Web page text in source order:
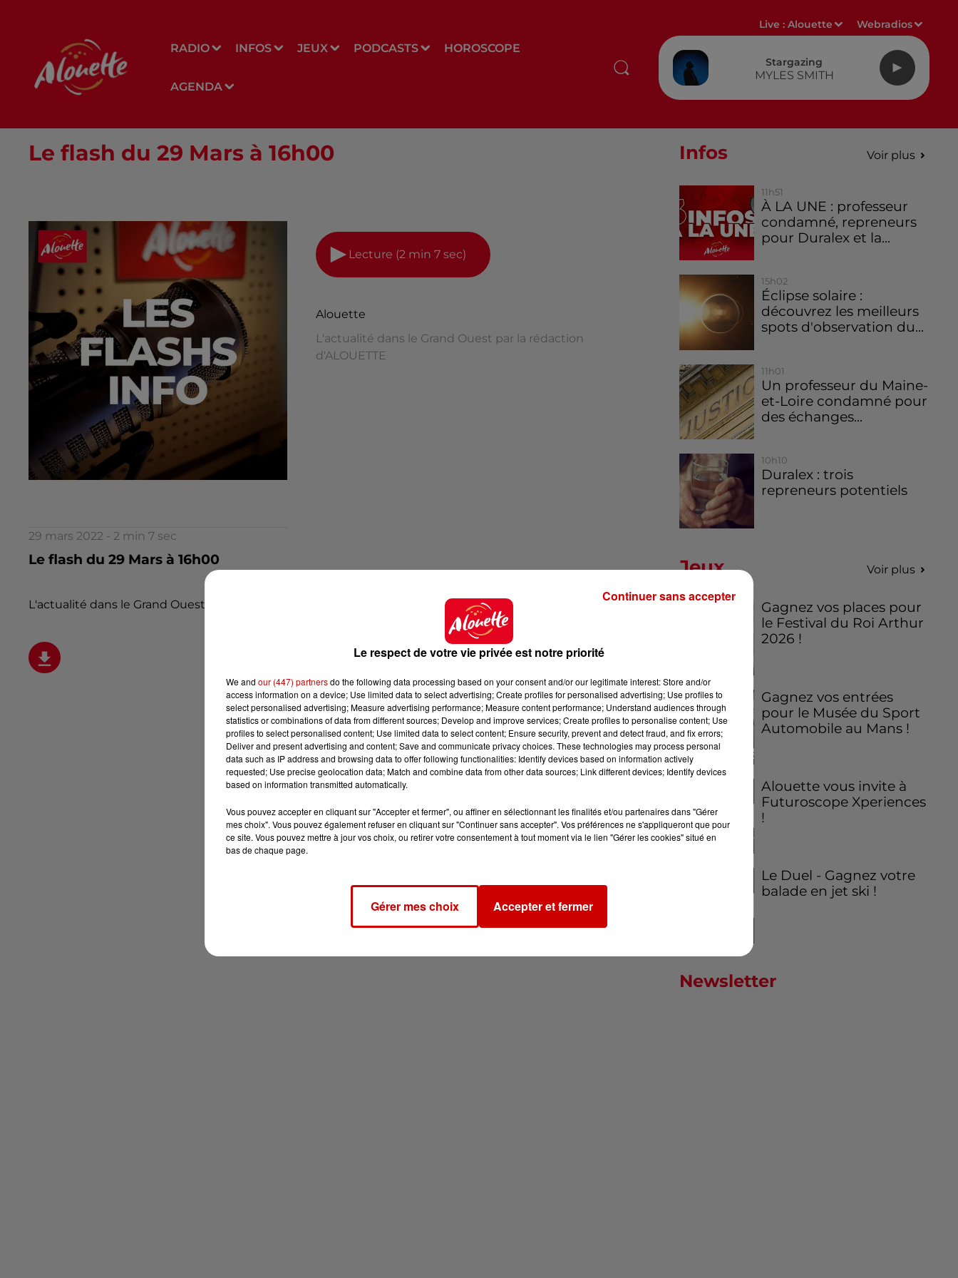
RADIO INFOS JEUX PODCASTS HOROSCOPE
AGENDA
Live :Alouette Webradios
Stargazing
MYLES SMITH
Le flash du 29 Mars à 16h00
Lecture (2 min 7 sec)
Alouette
L'actualité dans le Grand Ouest par la rédaction
d'ALOUETTE
29 mars 2022 - 2 min 7 sec
Le flash du 29 Mars à 16h00
L'actualité dans le Grand Ouest par la rédaction d'ALOUETTE
Infos Voir plus
11h51
À LA UNE : professeur
condamné, repreneurs
pour Duralex et la...
15h02
Éclipse solaire :
découvrez les meilleurs
spots d'observation du...
11h01
Un professeur du Maine-
et-Loire condamné pour
des échanges...
10h10
Duralex : trois
repreneurs potentiels
Jeux Voir plus
Gagnez vos places pour
le Festival du Roi Arthur
2026 !
Gagnez vos entrées
pour le Musée du Sport
Automobile au Mans !
Alouette vous invite à
Futuroscope Xperiences
!
Le Duel - Gagnez votre
balade en jet ski !
Newsletter
Le respect de votre vie privée est notre priorité
We and our (447) partnersdo the following data processing based on your consent and/or our legitimate interest: Store and/or
access information on a device; Use limited data to select advertising; Create profiles for personalised advertising; Use profiles to
select personalised advertising; Measure advertising performance; Measure content performance; Understand audiences through
statistics or combinations of data from different sources; Develop and improve services; Create profiles to personalise content; Use
profiles to select personalised content; Use limited data to select content; Ensure security, prevent and detect fraud, and fix errors;
Deliver and present advertising and content; Save and communicate privacy choices. These technologies may process personal
data such as IP address and browsing data to offer following functionalities: Identify devices based on information actively
requested; Use precise geolocation data; Match and combine data from other data sources; Link different devices; Identify devices
based on information transmitted automatically.
Vous pouvez accepter en cliquant sur "Accepter et fermer", ou affiner en sélectionnant les finalités et/ou partenaires dans "Gérer
mes choix". Vous pouvez également refuser en cliquant sur "Continuer sans accepter". Vos préférences ne s'appliqueront que pour
ce site. Vous pouvez mettre à jour vos choix, ou retirer votre consentement à tout moment via le lien "Gérer les cookies" situé en
bas de chaque page.
Gérer mes choix Accepter et fermer
Continuer sans accepter